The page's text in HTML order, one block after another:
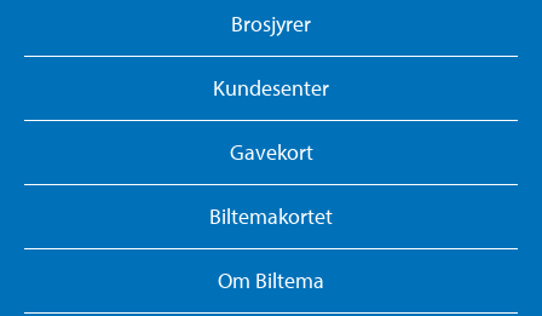
Brosjyrer
Kundesenter
Gavekort
Biltemakortet
Om Biltema